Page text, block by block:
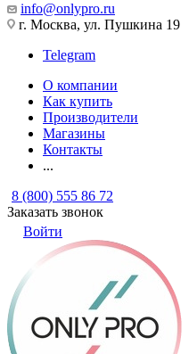
info@onlypro.ru
г. Москва, ул. Пушкина 19
Telegram
О компании
Как купить
Производители
Магазины
Контакты
...
8 (800) 555 86 72
Заказать звонок
Войти